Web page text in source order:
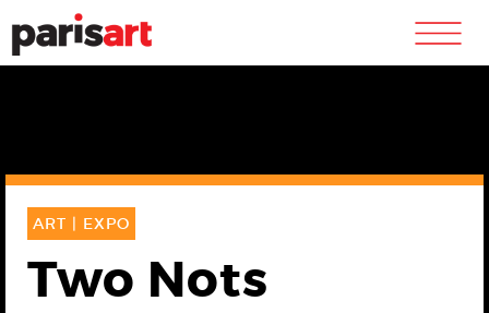
m
ART | EXPO
Two Nots